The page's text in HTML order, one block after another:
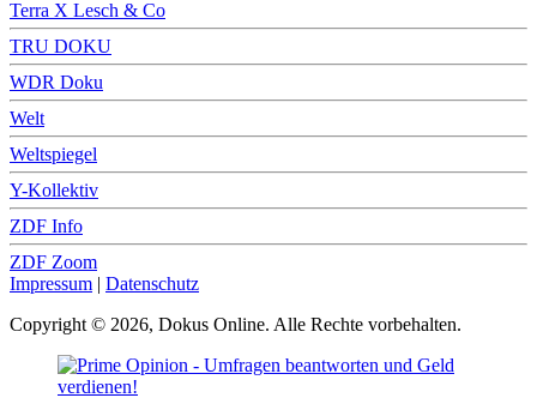
Terra X Lesch & Co
TRU DOKU
WDR Doku
Welt
Weltspiegel
Y-Kollektiv
ZDF Info
ZDF Zoom
Impressum | Datenschutz
Copyright © 2026, Dokus Online. Alle Rechte vorbehalten.